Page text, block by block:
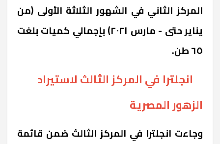
المركز الثاني في الشهور الثلاثة الأولى (من
يناير حتى - مارس ٢٠٢١) بإجمالي كميات بلغت
٦٥ طن.
انجلترا في المركز الثالث لاستيراد
الزهور المصرية
وجاءت انجلترا في المركز الثالث ضمن قائمة